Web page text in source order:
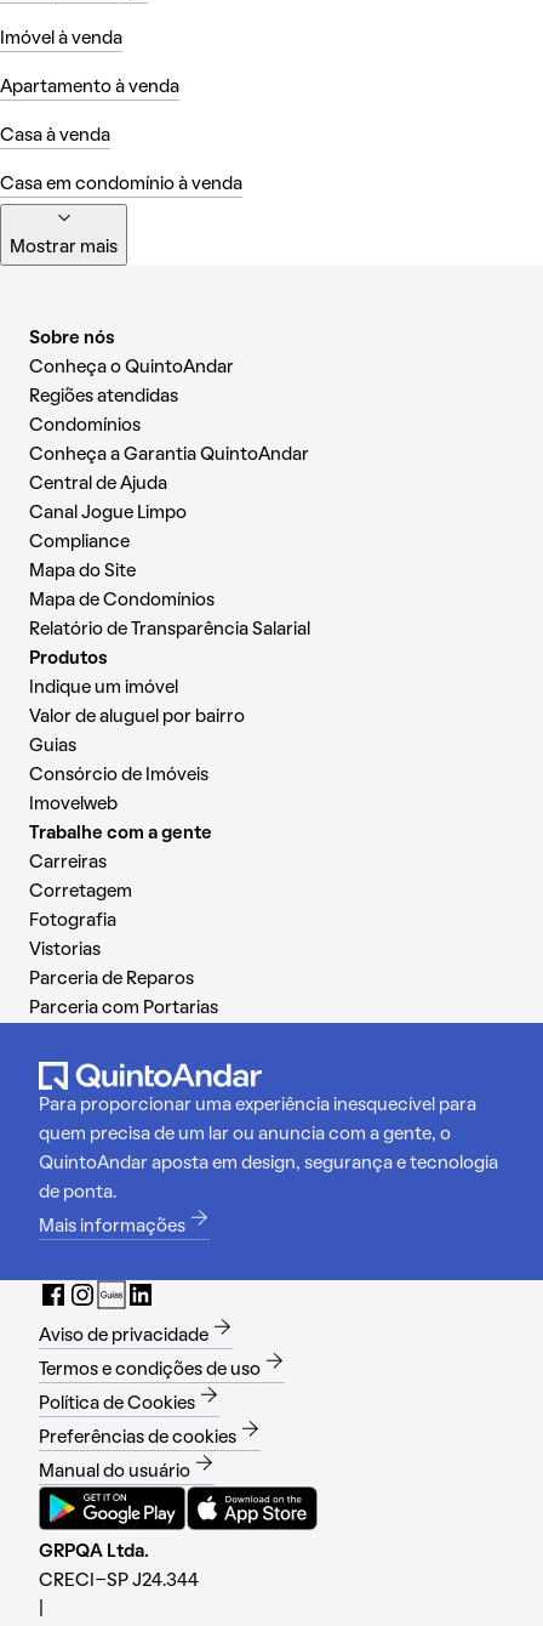
Imóvel à venda
Apartamento à venda
Casa à venda
Casa em condomínio à venda
Mostrar mais
Sobre nós
Conheça o QuintoAndar
Regiões atendidas
Condomínios
Conheça a Garantia QuintoAndar
Central de Ajuda
Canal Jogue Limpo
Compliance
Mapa do Site
Mapa de Condomínios
Relatório de Transparência Salarial
Produtos
Indique um imóvel
Valor de aluguel por bairro
Guias
Consórcio de Imóveis
Imovelweb
Trabalhe com a gente
Carreiras
Corretagem
Fotografia
Vistorias
Parceria de Reparos
Parceria com Portarias
Para proporcionar uma experiência inesquecível para
quem precisa de um lar ou anuncia com a gente, o
QuintoAndar aposta em design, segurança e tecnologia
de ponta.
Mais informações
Aviso de privacidade
Termos e condições de uso
Política de Cookies
Preferências de cookies
Manual do usuário
GRPQA Ltda.
CRECI-SP J24.344